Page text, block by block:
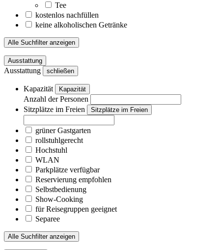
Tee
kostenlos nachfüllen
keine alkoholischen Getränke
Alle Suchfilter anzeigen
Ausstattung
Ausstattung schließen
Kapazität Kapazität
Anzahl der Personen
Sitzplätze im Freien
Sitzplätze im Freien
grüner Gastgarten
rollstuhlgerecht
Hochstuhl
WLAN
Parkplätze verfügbar
Reservierung empfohlen
Selbstbedienung
Show-Cooking
für Reisegruppen geeignet
Separee
Alle Suchfilter anzeigen